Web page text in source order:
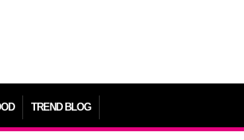
TREND BLOG